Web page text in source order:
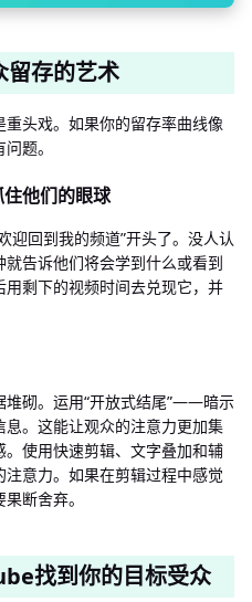
留存的艺术
头戏。如果你的留存率曲线像
题。
住他们的眼球
迎回到我的频道”开头了。没人认
告诉他们将会学到什么或看到
剩下的视频时间去兑现它，并
堆砌。运用“开放式结尾”——暗示
。这能让观众的注意力更加集
使用快速剪辑、文字叠加和辅
意力。如果在剪辑过程中感觉
断舍弃。
找到你的目标受众